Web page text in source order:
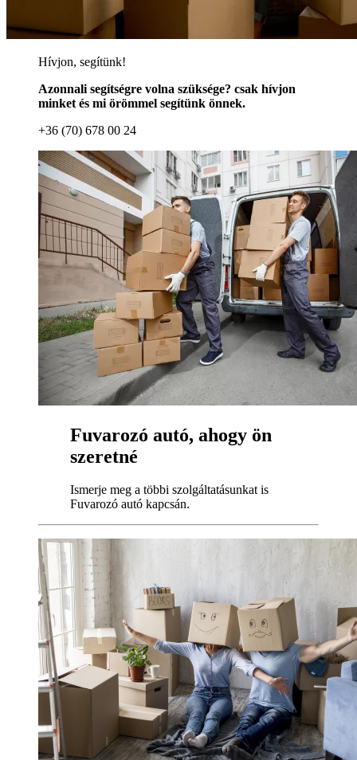
Hívjon, segítünk!
Azonnali segítségre volna szüksége? csak hívjon
minket és mi örömmel segítünk önnek.
+36 (70) 678 00 24
Fuvarozó autó, ahogy ön
szeretné
Ismerje meg a többi szolgáltatásunkat is
Fuvarozó autó kapcsán.